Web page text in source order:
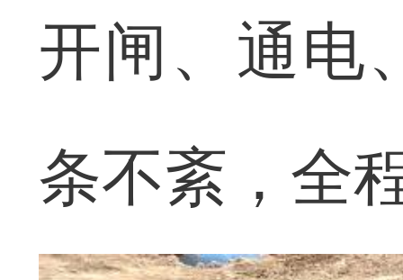
开闸、通电
条不紊，全